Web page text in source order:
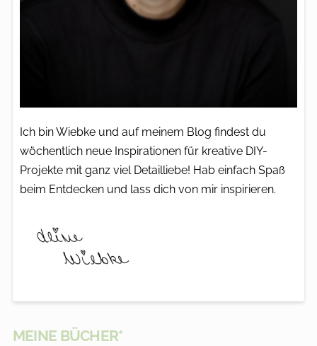
Ich bin Wiebke und auf meinem Blog findest du
wöchentlich neue Inspirationen für kreative DIY-
Projekte mit ganz viel Detailliebe! Hab einfach Spaß
beim Entdecken und lass dich von mir inspirieren.
MEINE BÜCHER*